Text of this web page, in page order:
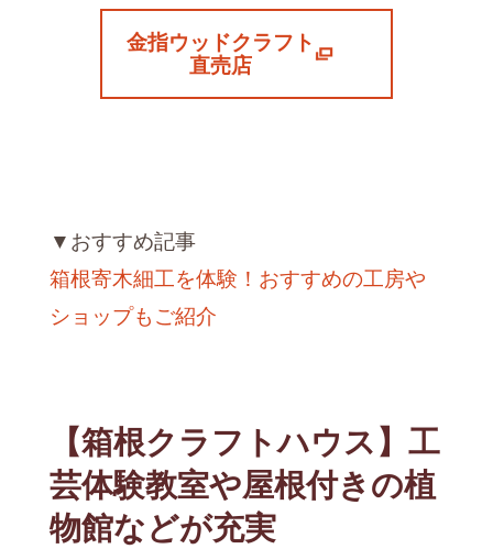
金指ウッドクラフト
直売店
▼おすすめ記事
箱根寄木細工を体験！おすすめの工房や
ショップもご紹介
【箱根クラフトハウス】工
芸体験教室や屋根付きの植
物館などが充実